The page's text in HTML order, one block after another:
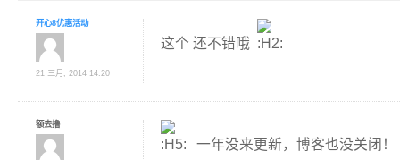
开心8优惠活动
21 三月, 2014 14:20
这个 还不错哦
额去撸
一年没来更新，博客也没关闭！